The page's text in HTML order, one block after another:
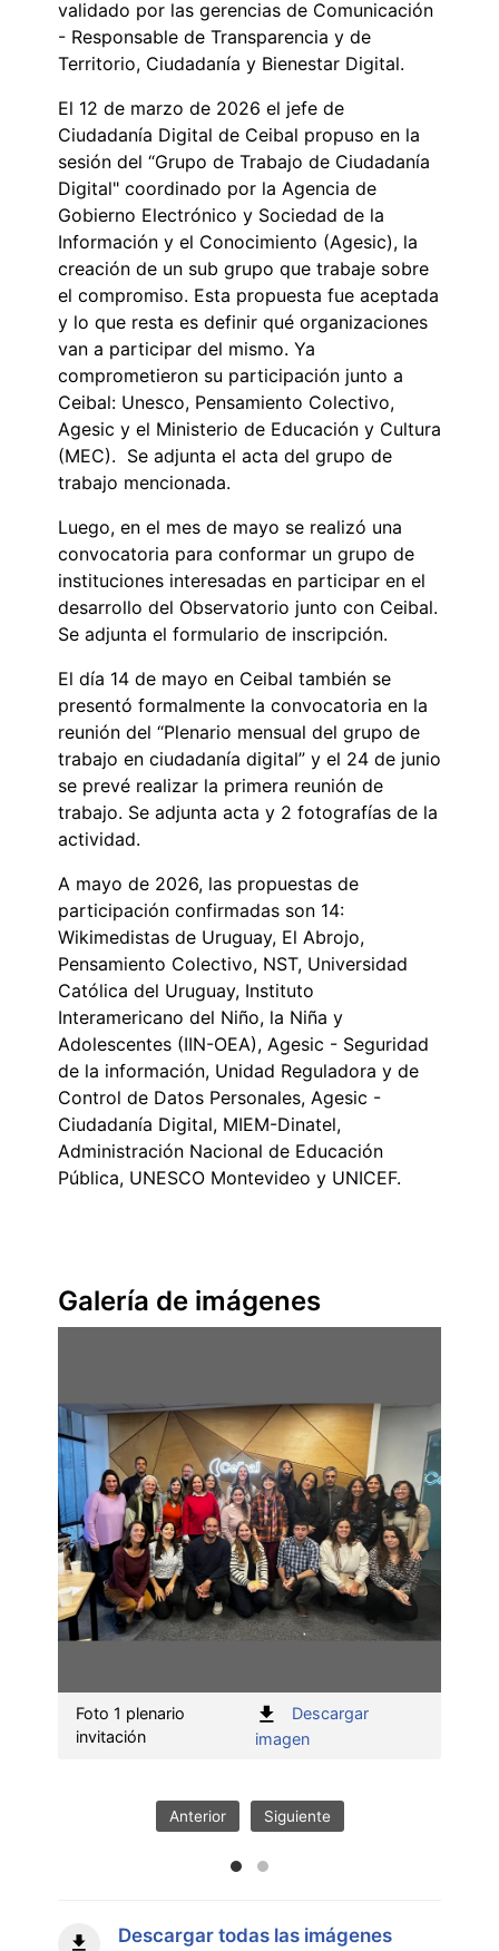
validado por las gerencias de Comunicación
- Responsable de Transparencia y de
Territorio, Ciudadanía y Bienestar Digital.
El 12 de marzo de 2026 el jefe de
Ciudadanía Digital de Ceibal propuso en la
sesión del “Grupo de Trabajo de Ciudadanía
Digital" coordinado por la Agencia de
Gobierno Electrónico y Sociedad de la
Información y el Conocimiento (Agesic), la
creación de un sub grupo que trabaje sobre
el compromiso. Esta propuesta fue aceptada
y lo que resta es definir qué organizaciones
van a participar del mismo. Ya
comprometieron su participación junto a
Ceibal: Unesco, Pensamiento Colectivo,
Agesic y el Ministerio de Educación y Cultura
(MEC). Se adjunta el acta del grupo de
trabajo mencionada.
Luego, en el mes de mayo se realizó una
convocatoria para conformar un grupo de
instituciones interesadas en participar en el
desarrollo del Observatorio junto con Ceibal.
Se adjunta el formulario de inscripción.
El día 14 de mayo en Ceibal también se
presentó formalmente la convocatoria en la
reunión del “Plenario mensual del grupo de
trabajo en ciudadanía digital” y el 24 de junio
se prevé realizar la primera reunión de
trabajo. Se adjunta acta y 2 fotografías de la
actividad.
A mayo de 2026, las propuestas de
participación confirmadas son 14:
Wikimedistas de Uruguay, El Abrojo,
Pensamiento Colectivo, NST, Universidad
Católica del Uruguay, Instituto
Interamericano del Niño, la Niña y
Adolescentes (IIN-OEA), Agesic - Seguridad
de la información, Unidad Reguladora y de
Control de Datos Personales, Agesic -
Ciudadanía Digital, MIEM-Dinatel,
Administración Nacional de Educación
Pública, UNESCO Montevideo y UNICEF.
Galería de imágenes
Foto 1 plenario
invitación
Descargar
imagen:
plenario
invitación"
Anterior Siguiente
Descargar todas las imágenes